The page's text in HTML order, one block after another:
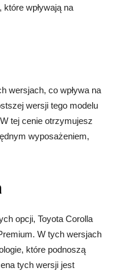
wpływają na
wersjach, co wpływa na
wersji tego modelu
tej cenie otrzymujesz
wyposażeniem,
opcji, Toyota Corolla
W tych wersjach
które podnoszą
tych wersji jest